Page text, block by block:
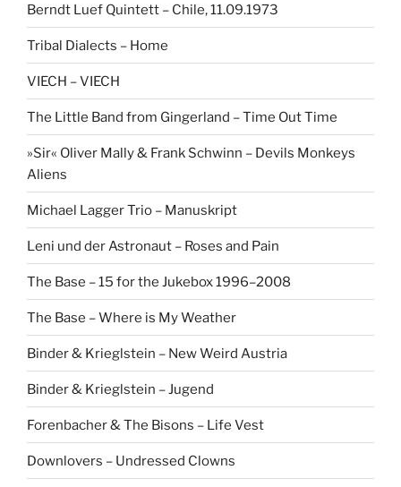
Berndt Luef Quintett – Chile, 11.09.1973
Tribal Dialects – Home
VIECH – VIECH
The Little Band from Gingerland – Time Out Time
»Sir« Oliver Mally & Frank Schwinn – Devils Monkeys
Aliens
Michael Lagger Trio – Manuskript
Leni und der Astronaut – Roses and Pain
The Base – 15 for the Jukebox 1996–2008
The Base – Where is My Weather
Binder & Krieglstein – New Weird Austria
Binder & Krieglstein – Jugend
Forenbacher & The Bisons – Life Vest
Downlovers – Undressed Clowns